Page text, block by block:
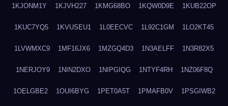
1KJONM1Y 1KJVH227 1KMG68BO 1KQW0D9E 1KUB22OP
1KUC7YQ5 1KVUSEU1 1L0EECVC 1L92C1GM 1LO2KT45
1LVWMXC9 1MF16JX6 1MZGQ4D3 1N3AELFF 1N3R82X5
1NERJOY9 1NIN2DXO 1NIPGIQG 1NTYF4RH 1NZ06F8Q
1OELGBE2 1OUI6BYG 1PET0A5T 1PMAFB0V 1PSGIWB2